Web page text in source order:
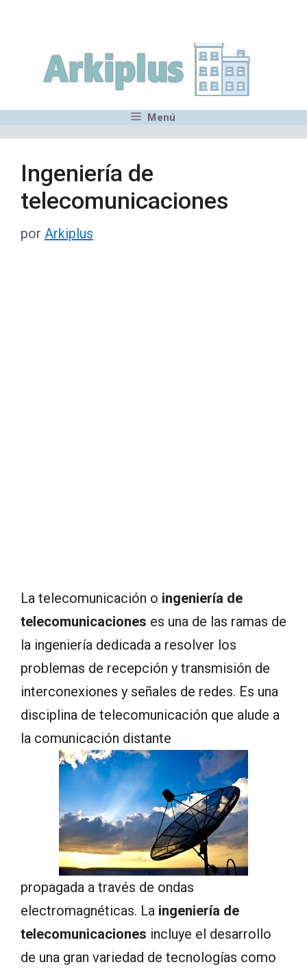
contenido
Menú
Ingeniería de
telecomunicaciones
por Arkiplus
La telecomunicación o ingeniería de
telecomunicaciones es una de las ramas de
la ingeniería dedicada a resolver los
problemas de recepción y transmisión de
interconexiones y señales de redes. Es una
disciplina de telecomunicación que alude a
la comunicación distante
propagada a través de ondas
electromagnéticas. La ingeniería de
telecomunicaciones incluye el desarrollo
de una gran variedad de tecnologías como